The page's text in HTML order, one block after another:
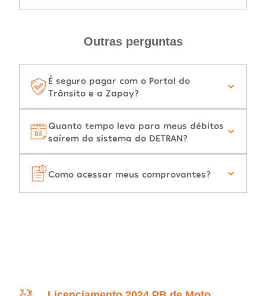
Outras perguntas
É seguro pagar com o Portal do
Trânsito e a Zapay?
Quanto tempo leva para meus débitos
saírem do sistema do DETRAN?
Como acessar meus comprovantes?